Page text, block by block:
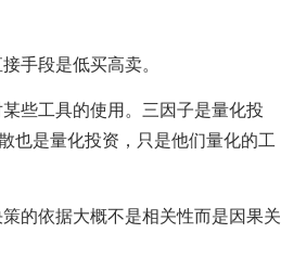
手段是低买高卖。
些工具的使用。三因子是量化投
也是量化投资，只是他们量化的工
的依据大概不是相关性而是因果关